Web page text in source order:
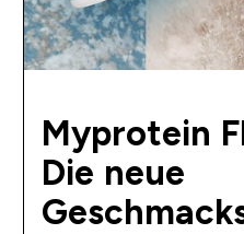
Myprotein
Die neue